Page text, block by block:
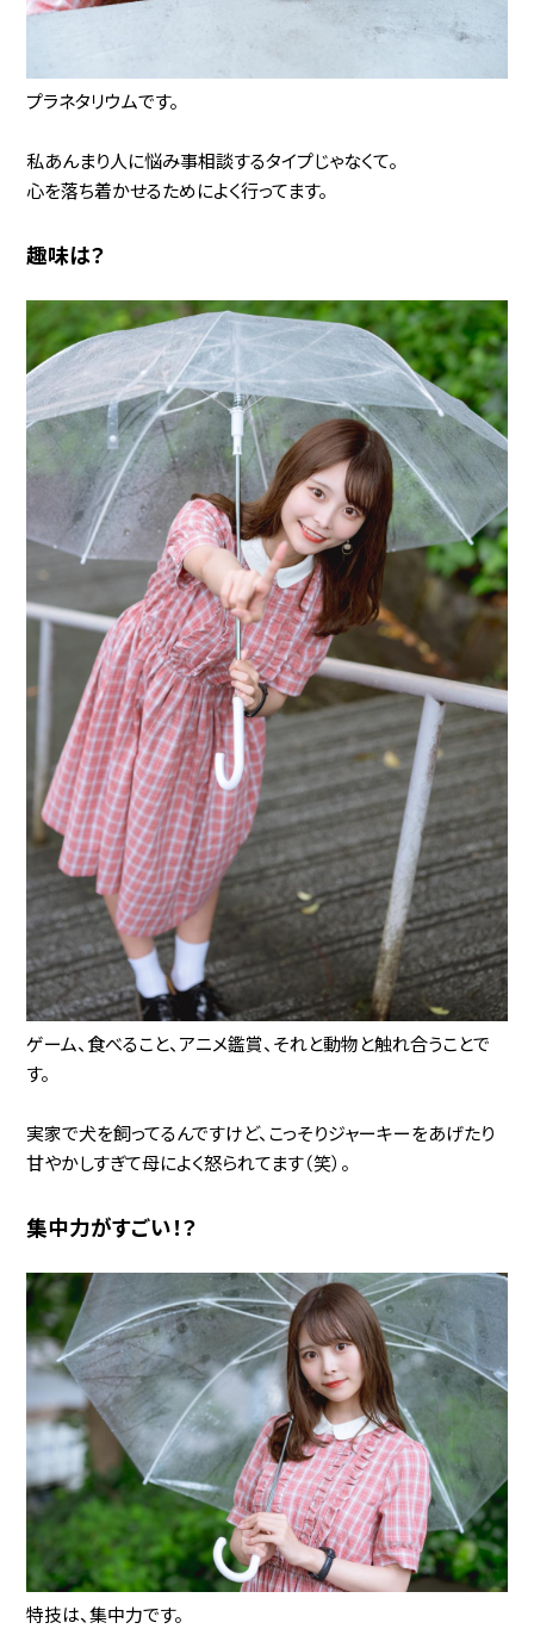
プラネタリウムです。
私あんまり人に悩み事相談するタイプじゃなくて。
心を落ち着かせるためによく行ってます。
趣味は？
ゲーム、食べること、アニメ鑑賞、それと動物と触れ合うことで
す。
実家で犬を飼ってるんですけど、こっそりジャーキーをあげたり
甘やかしすぎて母によく怒られてます（笑）。
集中力がすごい！？
特技は、集中力です。